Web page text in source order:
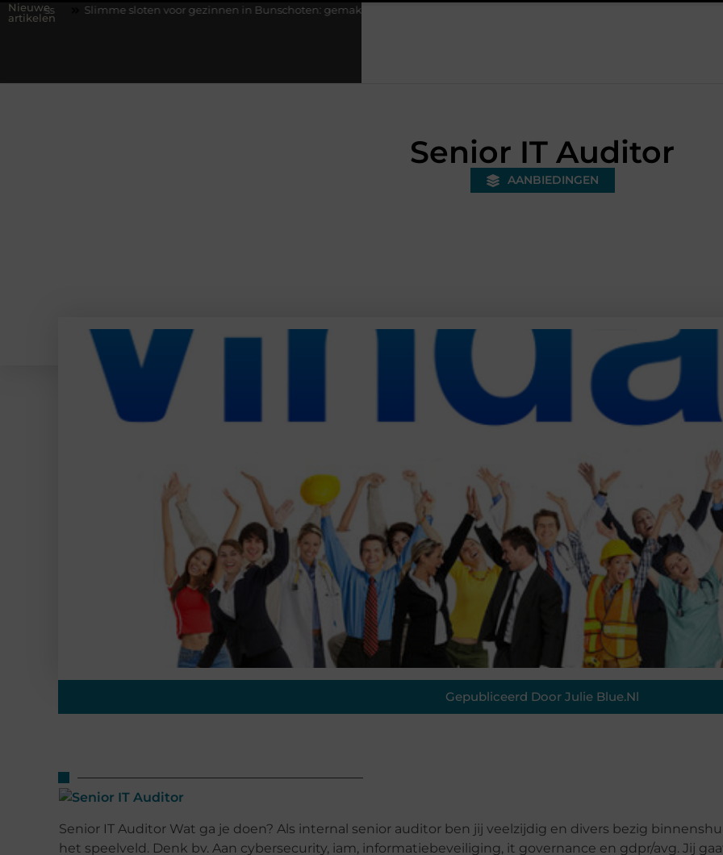
Nieuwe
artikelen
sloten voor gezinnen in Bunschoten: gemak, veiligheid en controle via je smartphone
Senior IT Auditor
AANBIEDINGEN
Gepubliceerd Door Julie Blue.nl
Senior IT Auditor Wat ga je doen? Als internal senior auditor ben jij veelzijdig en divers bezig
het speelveld. Denk bv. Aan cybersecurity, iam, informatiebeveiliging, it governance en gdpr/avg. Jij